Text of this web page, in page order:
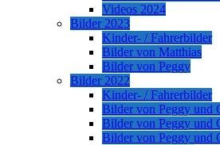
Videos 2024
Bilder 2023
Kinder- / Fahrerbilder
Bilder von Matthias
Bilder von Peggy
Bilder 2022
Kinder- / Fahrerbilder
Bilder von Peggy und
Bilder von Peggy und
Bilder von Peggy und